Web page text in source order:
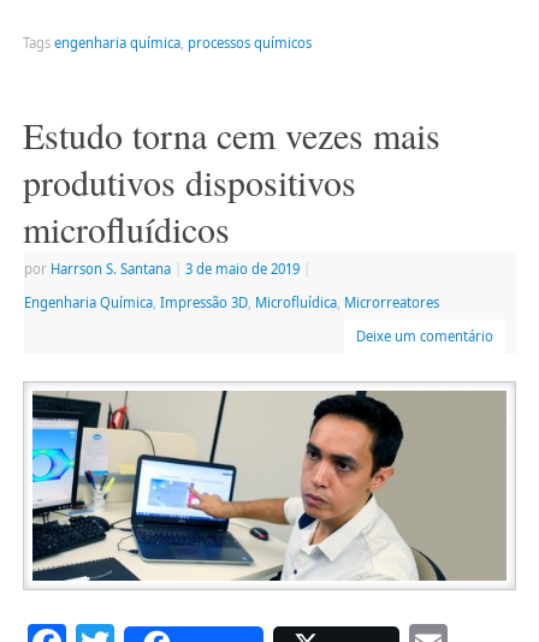
Tags engenharia química, processos químicos
Estudo torna cem vezes mais
produtivos dispositivos
microfluídicos
por Harrson S. Santana 3 de maio de 2019
Engenharia Química, Impressão 3D, Microfluídica, Microrreatores
Deixe um comentário